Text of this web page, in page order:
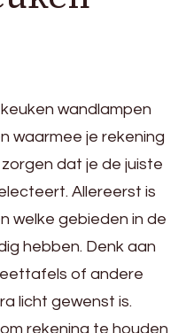
wandlampen
waarmee je rekening
dat je de juiste
Allereerst is
welke gebieden in de
hebben. Denk aan
of andere
licht gewenst is.
rekening te houden